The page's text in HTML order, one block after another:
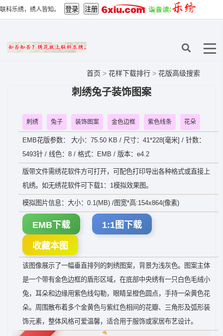
联科乐绣，绣人皆知。
首页 > 花样下载排行 > 花版高级搜索
刺绣兔子装饰图案
刺绣 兔子 装饰图案 金色边框 紫色线条 花朵
EMB花版参数： 大小：75.50 KB / 尺寸：41*228[毫米] / 针数：
5493针 / 线色：8 / 格式：EMB / 版本：e4.2
版带文件需绣花软件方可打开，可配色打印导出各种格式或直接上
机绣。如无绣花软件可下载1：1模拟效果图。
模拟图片信息：大小：0.1(MB) /图宽*高:154x864(像素)
EMB下载 1:1图下载
收藏本图
该图像展示了一幅垂直排列的刺绣图案，背景为浅灰色。图案主体
是一个带有金色边框的盾形区域，在底部中央绣有一只白色毛绒小
兔，耳朵和边缘用紫色线勾勒，眼睛呈橙色圆点，手持一朵黄色花
朵。周围散布着多个金黄色与紫红色相间的花瓣、三角形及弧形装
饰元素，整体风格可爱温馨，适合用于服饰或家居布艺设计。